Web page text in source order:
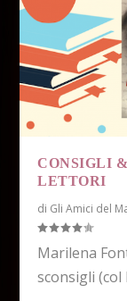
CONSIGLI
LETTORI
di Gli Amici del
Marilena
sconsigli (col